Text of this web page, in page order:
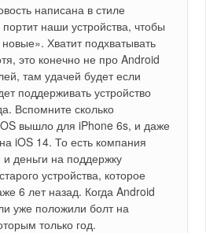
написана в стиле
наши устройства, чтобы
Хватит подхватывать
это конечно не про Android
там удачей будет если
поддерживать устройство
Вспомните сколько
вышло для iPhone 6s, и даже
iOS 14. То есть компания
и деньги на поддержку
устройства, которое
6 лет назад. Когда Android
уже положили болт на
только год.